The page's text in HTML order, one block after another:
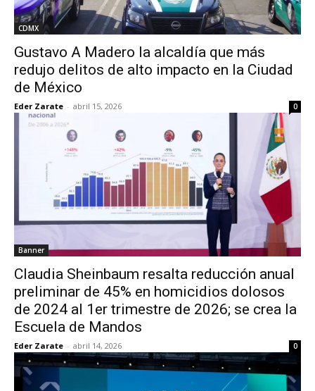
CDMX
Gustavo A Madero la alcaldía que más
redujo delitos de alto impacto en la Ciudad
de México
Eder Zarate - abril 15, 2026 0
Banner
Claudia Sheinbaum resalta reducción anual
preliminar de 45% en homicidios dolosos
de 2024 al 1er trimestre de 2026; se crea la
Escuela de Mandos
Eder Zarate - abril 14, 2026 0